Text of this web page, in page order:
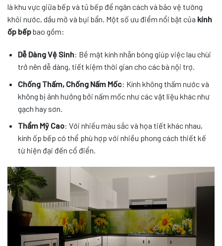
là khu vực giữa bếp và tủ bếp để ngăn cách và bảo vệ tường
khỏi nước, dầu mỡ và bụi bẩn. Một số ưu điểm nổi bật của kính
ốp bếpbao gồm:
Dễ Dàng Vệ Sinh: Bề mặt kính nhẵn bóng giúp việc lau chùi
trở nên dễ dàng, tiết kiệm thời gian cho các bà nội trợ.
Chống Thấm, Chống Nấm Mốc: Kính không thấm nước và
không bị ảnh hưởng bởi nấm mốc như các vật liệu khác như
gạch hay sơn.
Thẩm Mỹ Cao: Với nhiều màu sắc và họa tiết khác nhau,
kính ốp bếp có thể phù hợp với nhiều phong cách thiết kế
từ hiện đại đến cổ điển.